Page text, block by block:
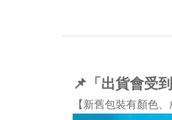
📌「出貨會受
【新舊包裝有顏色